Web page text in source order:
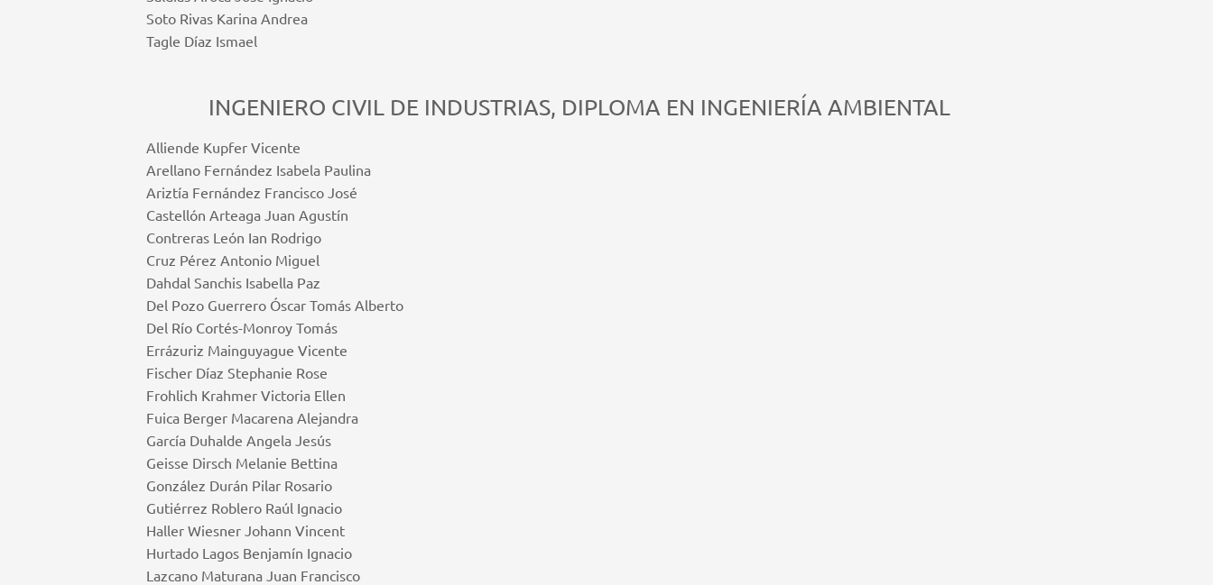
Soto Rivas Karina Andrea
Tagle Díaz Ismael
INGENIERO CIVIL DE INDUSTRIAS, DIPLOMA EN INGENIERÍA AMBIENTAL
Alliende Kupfer Vicente
Arellano Fernández Isabela Paulina
Ariztía Fernández Francisco José
Castellón Arteaga Juan Agustín
Contreras León Ian Rodrigo
Cruz Pérez Antonio Miguel
Dahdal Sanchis Isabella Paz
Del Pozo Guerrero Óscar Tomás Alberto
Del Río Cortés-Monroy Tomás
Errázuriz Mainguyague Vicente
Fischer Díaz Stephanie Rose
Frohlich Krahmer Victoria Ellen
Fuica Berger Macarena Alejandra
García Duhalde Angela Jesús
Geisse Dirsch Melanie Bettina
González Durán Pilar Rosario
Gutiérrez Roblero Raúl Ignacio
Haller Wiesner Johann Vincent
Hurtado Lagos Benjamín Ignacio
Lazcano Maturana Juan Francisco